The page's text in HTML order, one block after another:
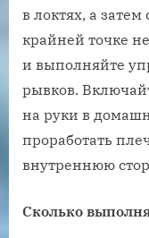
в локтях, а
крайней точке
и выполняйте
рывков.
на руки в
проработать
внутреннюю
Сколько